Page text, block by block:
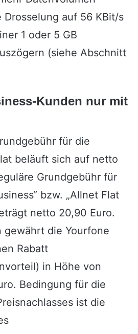
auf 56 KBit/s
1 oder 5 GB
(siehe Abschnitt
Kunden nur mit
für die
beläuft sich auf netto
Grundgebühr für
bzw. „Allnet Flat
netto 20,90 Euro.
gewährt die Yourfone
Rabatt
in Höhe von
Bedingung für die
ist die